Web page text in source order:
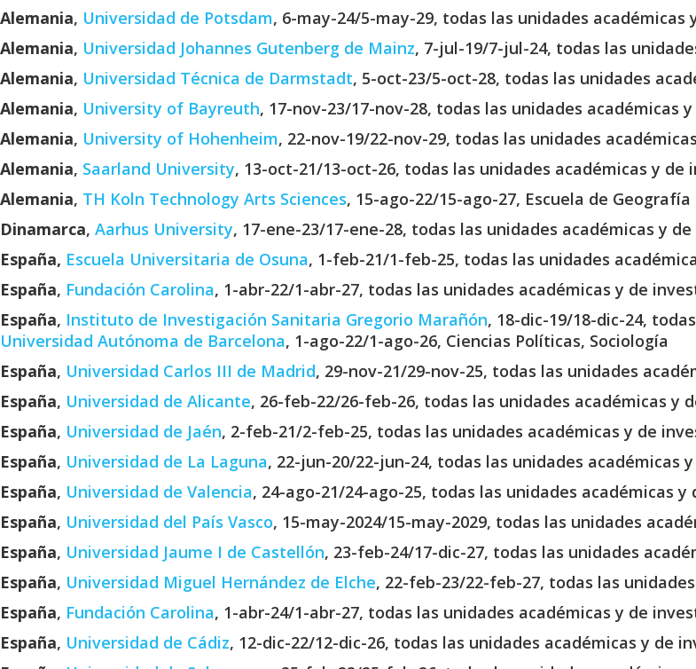
Alemania, Universidad de Potsdam, 6-may-24/5-may-29, todas las unidades académicas
Alemania, Universidad Johannes Gutenberg de Mainz, 7-jul-19/7-jul-24, todas las
Alemania, Universidad Técnica de Darmstadt, 5-oct-23/5-oct-28, todas las unidades
Alemania, University of Bayreuth, 17-nov-23/17-nov-28, todas las unidades académicas
Alemania, University of Hohenheim, 22-nov-19/22-nov-29, todas las unidades
Alemania, Saarland University, 13-oct-21/13-oct-26, todas las unidades académicas y de
Alemania, TH Koln Technology Arts Sciences, 15-ago-22/15-ago-27, Escuela de Geografía
Dinamarca, Aarhus University, 17-ene-23/17-ene-28, todas las unidades académicas y
España, Escuela Universitaria de Osuna, 1-feb-21/1-feb-25, todas las unidades
España, Fundación Carolina, 1-abr-22/1-abr-27, todas las unidades académicas y de
España, Instituto de Investigación Sanitaria Gregorio Marañón, 18-dic-19/18-dic-24,
Universidad Autónoma de Barcelona, 1-ago-22/1-ago-26, Ciencias Políticas, Sociología
España, Universidad Carlos III de Madrid, 29-nov-21/29-nov-25, todas las unidades
España, Universidad de Alicante, 26-feb-22/26-feb-26, todas las unidades académicas y
España, Universidad de Jaén, 2-feb-21/2-feb-25, todas las unidades académicas y de
España, Universidad de La Laguna, 22-jun-20/22-jun-24, todas las unidades académicas
España, Universidad de Valencia, 24-ago-21/24-ago-25, todas las unidades académicas y
España, Universidad del País Vasco, 15-may-2024/15-may-2029, todas las unidades
España, Universidad Jaume I de Castellón, 23-feb-24/17-dic-27, todas las unidades
España, Universidad Miguel Hernández de Elche, 22-feb-23/22-feb-27, todas las
España, Fundación Carolina, 1-abr-24/1-abr-27, todas las unidades académicas y de
España, Universidad de Cádiz, 12-dic-22/12-dic-26, todas las unidades académicas y de